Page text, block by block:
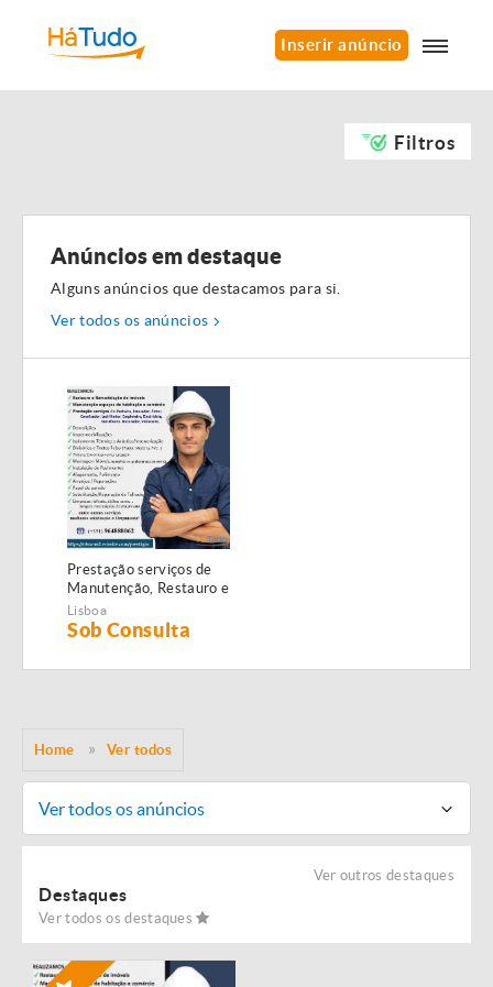
Inserir anúncio
Filtros
Anúncios em destaque
Alguns anúncios que destacamos para si.
Ver todos os anúncios
Prestação serviços de
Manutenção, Restauro e
Remodelação de
imóveis!
Lisboa
Sob Consulta
Home Ver todos
Ver todos os anúncios
Ver outros destaques
Destaques
Ver todos os destaques